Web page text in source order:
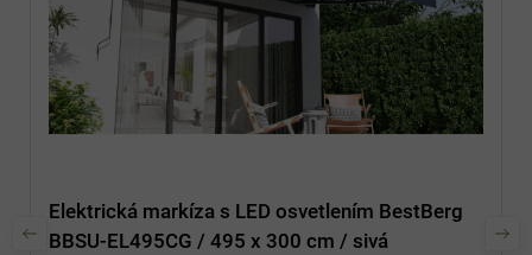
Elektrická markíza s LED osvetlením BestBerg
BBSU-EL495CG / 495 x 300 cm / sivá